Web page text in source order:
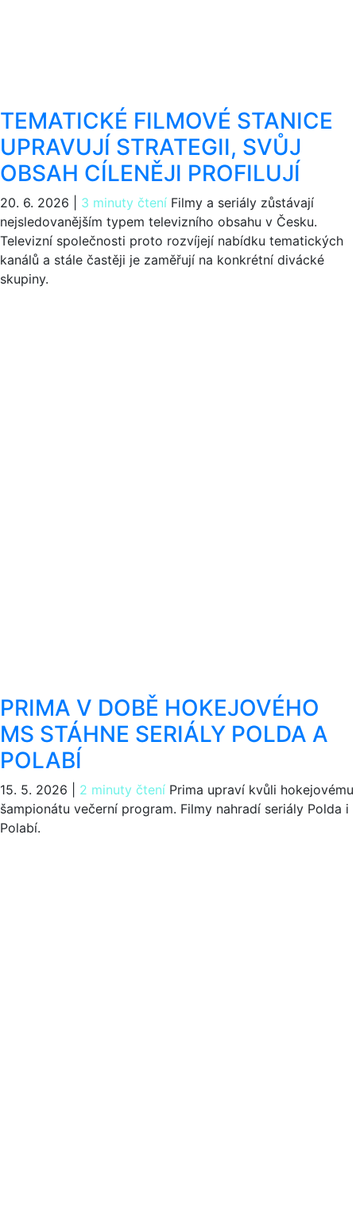
TEMATICKÉ FILMOVÉ STANICE
UPRAVUJÍ STRATEGII, SVŮJ
OBSAH CÍLENĚJI PROFILUJÍ
20. 6. 2026 3 minuty čtení Filmy a seriály zůstávají
nejsledovanějším typem televizního obsahu v Česku.
Televizní společnosti proto rozvíjejí nabídku tematických
kanálů a stále častěji je zaměřují na konkrétní divácké
skupiny.
PRIMA V DOBĚ HOKEJOVÉHO
MS STÁHNE SERIÁLY POLDA A
POLABÍ
15. 5. 2026 2 minuty čtení Prima upraví kvůli hokejovému
šampionátu večerní program. Filmy nahradí seriály Polda i
Polabí.